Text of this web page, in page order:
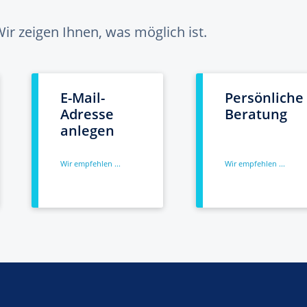
zeigen Ihnen, was möglich ist.
E-Mail-
Adresse
anlegen
Wir empfehlen ...
Persönliche
Beratung
Wir empfehlen ...